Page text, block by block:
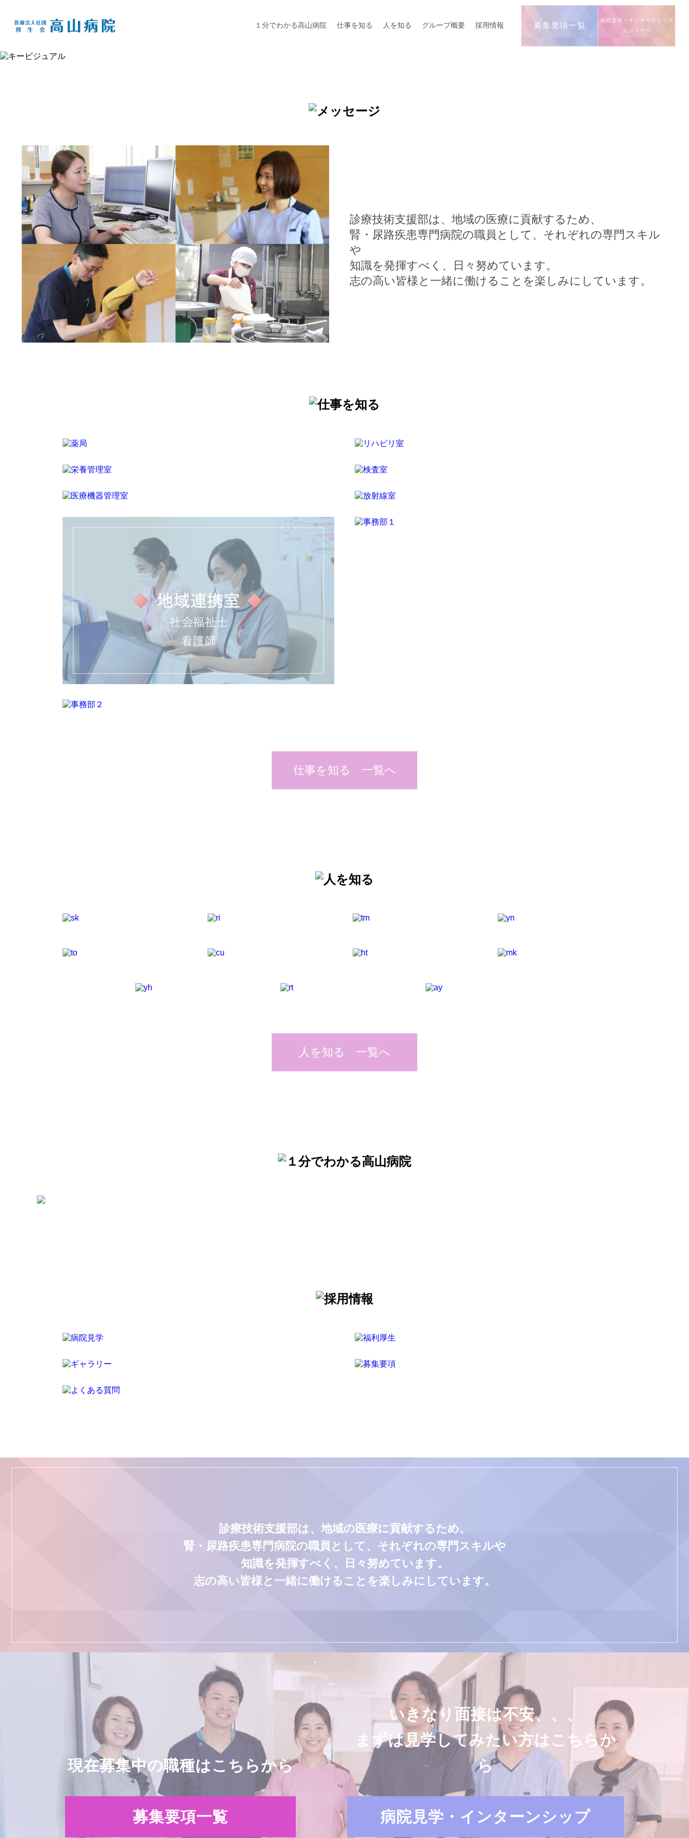
１分でわかる高山病院 仕事を知る 人を知る グループ概要 採用情報 募集要項一覧
病院見学・インターンシップ
エントリー
診療技術支援部は、地域の医療に貢献するため、
腎・尿路疾患専門病院の職員として、それぞれの専門スキル
や
知識を発揮すべく、日々努めています。
志の高い皆様と一緒に働けることを楽しみにしています。
仕事を知る 一覧へ
人を知る 一覧へ
診療技術支援部は、地域の医療に貢献するため、
腎・尿路疾患専門病院の職員として、それぞれの専門スキルや
知識を発揮すべく、日々努めています。
志の高い皆様と一緒に働けることを楽しみにしています。
現在募集中の職種はこちらから
募集要項一覧
いきなり面接は不安、、、
まずは見学してみたい方はこちらか
ら
病院見学・インターンシップ